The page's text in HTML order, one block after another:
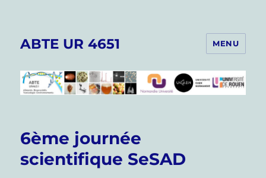
ABTE UR 4651 MENU
6ème journée
scientifique SeSAD